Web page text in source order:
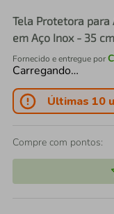
Tela Protetora para
em Aço Inox - 35 cm
Fornecido e entregue por
Carregando…
Últimas 10
Compre com pontos: